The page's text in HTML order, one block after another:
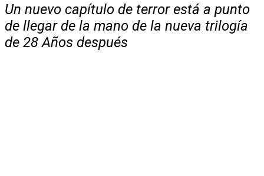
Un nuevo capítulo de terror está a punto
de llegar de la mano de la nueva trilogía
de 28 Años después